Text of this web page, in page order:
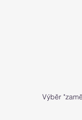
Výběr